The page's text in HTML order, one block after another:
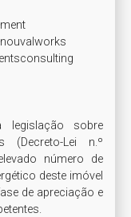
legislação sobre
(Decreto-Lei n.º
número de
deste imóvel
de apreciação e